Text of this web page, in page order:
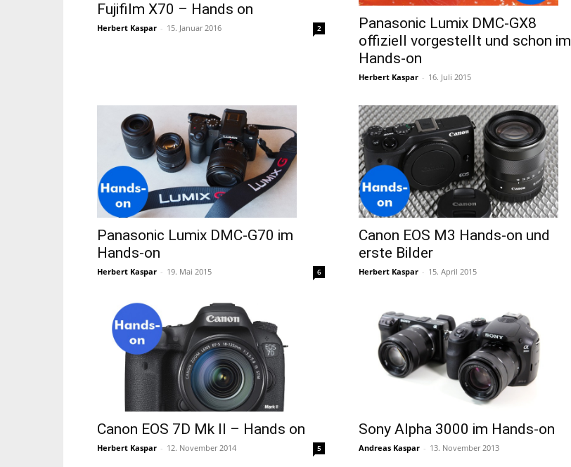
Fujifilm X70 – Hands on
Herbert Kaspar - 15. Januar 2016 2
Panasonic Lumix DMC-GX8
offiziell vorgestellt und schon im
Hands-on
Herbert Kaspar - 16. Juli 2015
Panasonic Lumix DMC-G70 im
Hands-on
Herbert Kaspar - 19. Mai 2015 6
Canon EOS M3 Hands-on und
erste Bilder
Herbert Kaspar - 15. April 2015
Canon EOS 7D Mk II – Hands on
Herbert Kaspar - 12. November 2014 5
Sony Alpha 3000 im Hands-on
Andreas Kaspar - 13. November 2013